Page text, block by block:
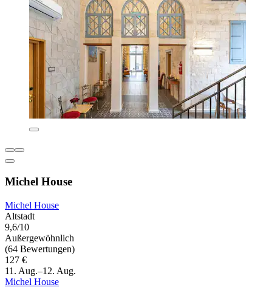
Michel House
Michel House
Altstadt
9,6/10
Außergewöhnlich
(64 Bewertungen)
127 €
11. Aug.–12. Aug.
Michel House